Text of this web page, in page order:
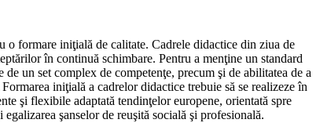
o formare iniţială de calitate. Cadrele didactice din ziua de
în continuă schimbare. Pentru a menţine un standard
un set complex de competenţe, precum şi de abilitatea de a
iniţială a cadrelor didactice trebuie să se realizeze în
şi flexibile adaptată tendinţelor europene, orientată spre
şanselor de reuşită socială şi profesională.